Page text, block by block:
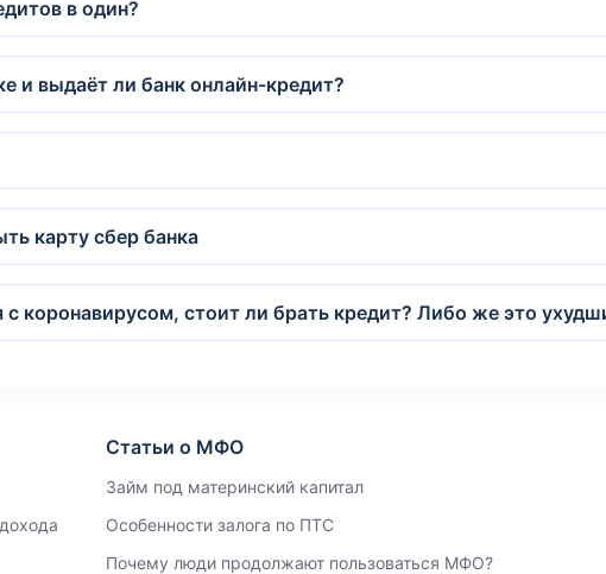
в один?
и выдаёт ли банк онлайн-кредит?
карту сбер банка
коронавирусом, стоит ли брать кредит? Либо же это
Статьи о МФО
Займ под материнский капитал
Особенности залога по ПТС
Почему люди продолжают пользоваться МФО?